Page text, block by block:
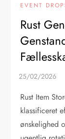
EVENT
Rust
Rust Item
klassificeret
ønskelighed